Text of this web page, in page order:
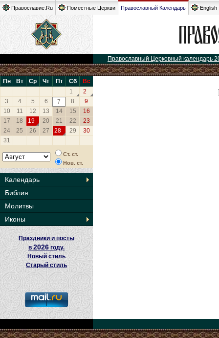
Православие.Ru Поместные Церкви Православный Календарь English
Православный Церковный календарь
Пн Вт Ср Чт Пт Сб
Вс
1
2
3
4 5 6 7 8
9
10
11 12 13 14 15
16
17
18 19 20 21 22
23
24
25 26 27 28 29
30
31
Ст. ст.
Нов. ст.
Календарь
Библия
Молитвы
Иконы
Праздники и посты
в2026 году.
Новый стиль
Старый стиль